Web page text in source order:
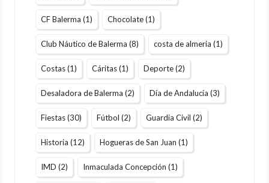
CF Balerma (1) Chocolate(1)
Club Náutico de Balerma (8) costa de almeria (1)
Costas(1) Cáritas(1) Deporte(2)
Desaladora de Balerma (2) Día de Andalucía (3)
Fiestas(30) Fútbol (2) Guardia Civil (2)
Historia (12) Hogueras de San Juan (1)
IMD (2) Inmaculada Concepción (1)